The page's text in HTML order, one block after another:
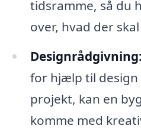
tidsramme, så du
over, hvad der
Designrådgivning:
for hjælp til
projekt, kan en
komme med